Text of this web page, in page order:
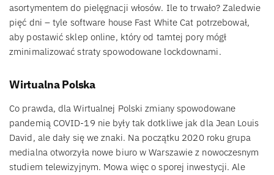
asortymentem do pielęgnacji włosów. Ile to trwało? Zaledwie
pięć dni – tyle software house Fast White Cat potrzebował,
aby postawić sklep online, który od tamtej pory mógł
zminimalizować straty spowodowane lockdownami.
Wirtualna Polska
Co prawda, dla Wirtualnej Polski zmiany spowodowane
pandemią COVID-19 nie były tak dotkliwe jak dla Jean Louis
David, ale dały się we znaki. Na początku 2020 roku grupa
medialna otworzyła nowe biuro w Warszawie z nowoczesnym
studiem telewizyjnym. Mowa więc o sporej inwestycji. Ale